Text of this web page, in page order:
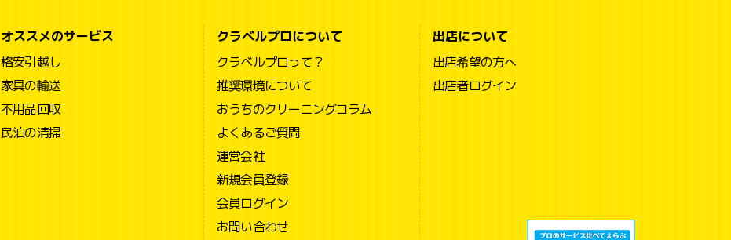
オススメのサービス
格安引越し
家具の輸送
不用品回収
民泊の清掃
クラベルプロについて
クラベルプロって？
推奨環境について
おうちのクリーニングコラム
よくあるご質問
運営会社
新規会員登録
会員ログイン
お問い合わせ
出店について
出店希望の方へ
出店者ログイン